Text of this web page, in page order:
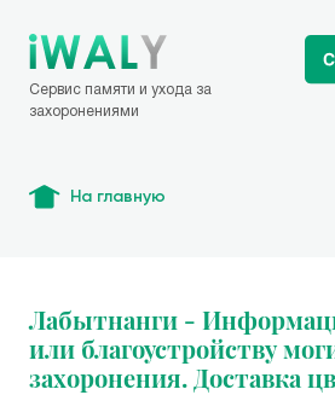
Сервис памяти и ухода за
захоронениями
На главную
Лабытнанги -
или благоустройству
захоронения. Доставка